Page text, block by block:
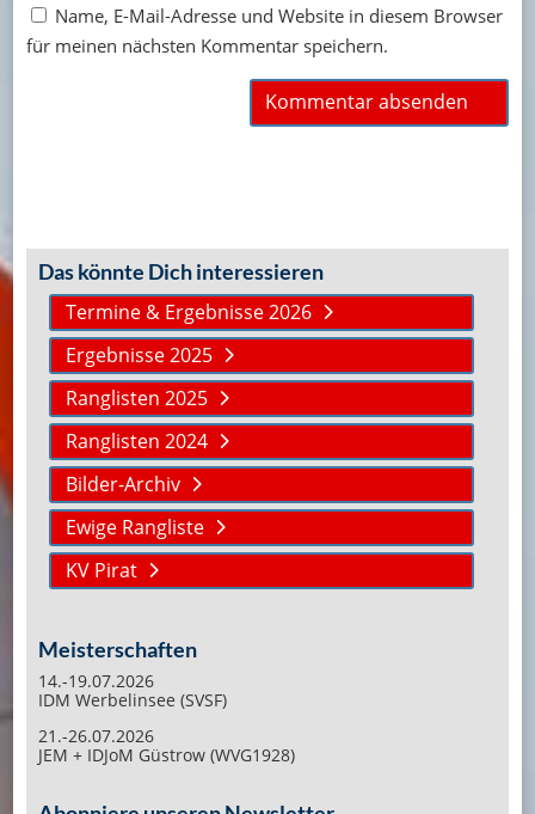
Name, E-Mail-Adresse und Website in diesem Browser
für meinen nächsten Kommentar speichern.
Das könnte Dich interessieren
Termine & Ergebnisse 2026
Ergebnisse 2025
Ranglisten 2025
Ranglisten 2024
Bilder-Archiv
Ewige Rangliste
KV Pirat
Meisterschaften
14.-19.07.2026
IDM Werbelinsee (SVSF)
21.-26.07.2026
JEM + IDJoM Güstrow (WVG1928)